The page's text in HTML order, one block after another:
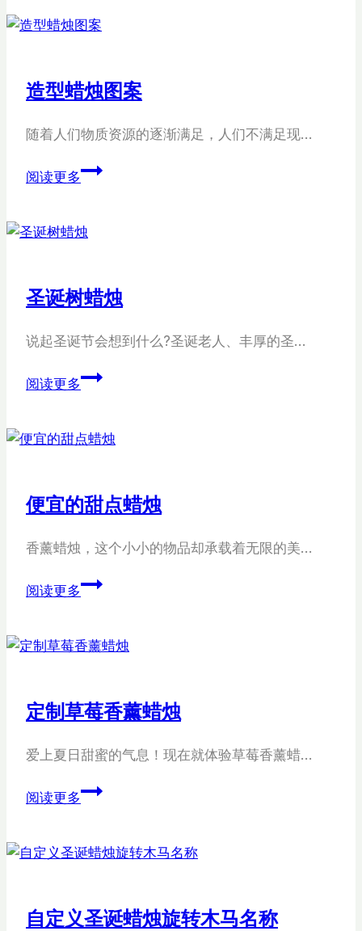
然
蜡
烛
造型蜡烛图案
随着人们物质资源的逐渐满足，人们不满足现…
阅读更多造
烛
圣诞树蜡烛
说起圣诞节会想到什么?圣诞老人、丰厚的圣…
阅读更多圣
蜡
便宜的甜点蜡烛
香薰蜡烛，这个小小的物品却承载着无限的美…
阅读更多便
甜
烛
定制草莓香薰蜡烛
爱上夏日甜蜜的气息！现在就体验草莓香薰蜡…
阅读更多定
莓
蜡
自定义圣诞蜡烛旋转木马名称